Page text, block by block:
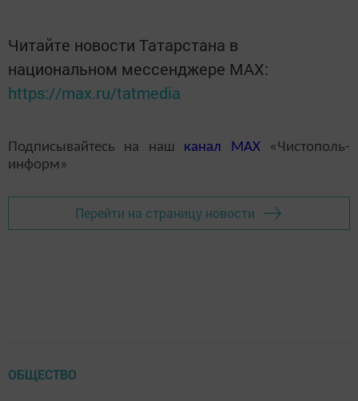
Читайте новости Татарстана в
национальном мессенджере MАХ:
https://max.ru/tatmedia
Подписывайтесь на наш канал MAX«Чистополь-
информ»
Перейти на страницу новости
ОБЩЕСТВО